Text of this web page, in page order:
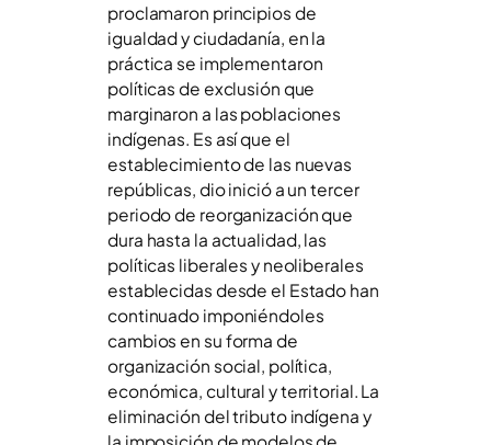
proclamaron principios de
igualdad y ciudadanía, en la
práctica se implementaron
políticas de exclusión que
marginaron a las poblaciones
indígenas. Es así que el
establecimiento de las nuevas
repúblicas, dio inició a un tercer
periodo de reorganización que
dura hasta la actualidad, las
políticas liberales y neoliberales
establecidas desde el Estado han
continuado imponiéndoles
cambios en su forma de
organización social, política,
económica, cultural y territorial. La
eliminación del tributo indígena y